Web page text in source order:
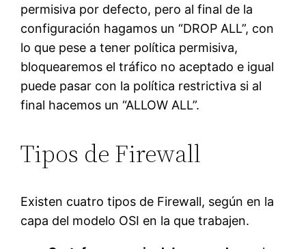
permisiva por defecto, pero al final de la
configuración hagamos un “DROP ALL”, con
lo que pese a tener política permisiva,
bloquearemos el tráfico no aceptado e igual
puede pasar con la política restrictiva si al
final hacemos un “ALLOW ALL”.
Tipos de Firewall
Existen cuatro tipos de Firewall, según en la
capa del modelo OSI en la que trabajen.